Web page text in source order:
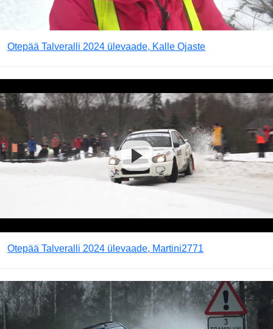
Otepää Talveralli 2024 ülevaade, Kalle Ojaste
Otepää Talveralli 2024 ülevaade, Martini2771